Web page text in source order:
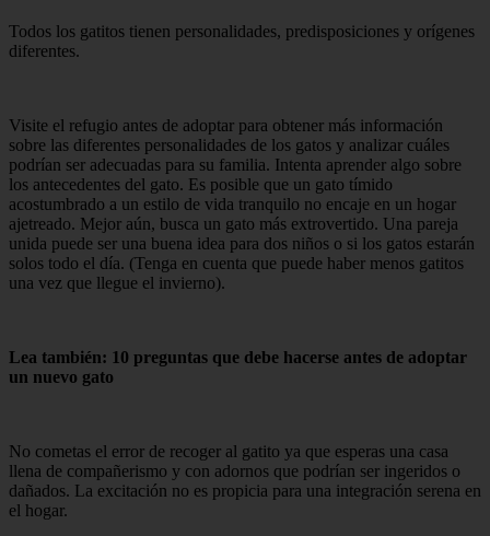
Todos los gatitos tienen personalidades, predisposiciones y orígenes
diferentes.
Visite el refugio antes de adoptar para obtener más información
sobre las diferentes personalidades de los gatos y analizar cuáles
podrían ser adecuadas para su familia. Intenta aprender algo sobre
los antecedentes del gato. Es posible que un gato tímido
acostumbrado a un estilo de vida tranquilo no encaje en un hogar
ajetreado. Mejor aún, busca un gato más extrovertido. Una pareja
unida puede ser una buena idea para dos niños o si los gatos estarán
solos todo el día. (Tenga en cuenta que puede haber menos gatitos
una vez que llegue el invierno).
Lea también: 10 preguntas que debe hacerse antes de adoptar
un nuevo gato
No cometas el error de recoger al gatito ya que esperas una casa
llena de compañerismo y con adornos que podrían ser ingeridos o
dañados. La excitación no es propicia para una integración serena en
el hogar.